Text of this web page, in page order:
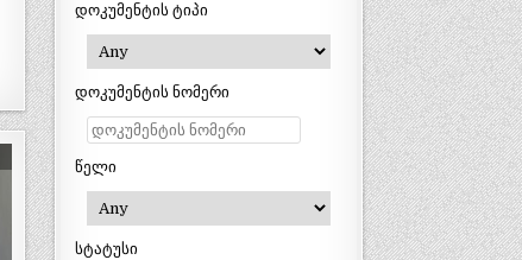
დოკუმენტის ტიპი
დოკუმენტის ნომერი
წელი
სტატუსი